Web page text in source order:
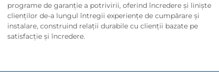
programe de garanție a potrivirii, oferind încredere și liniște
clienților de-a lungul întregii experiențe de cumpărare și
instalare, construind relații durabile cu clienții bazate pe
satisfacție și încredere.